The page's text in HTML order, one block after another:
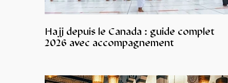
Hajj depuis le Canada : guide complet
2026 avec accompagnement